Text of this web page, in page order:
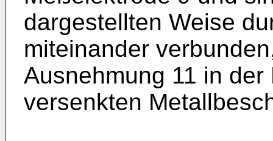
dargestellten Weise
miteinander
Ausnehmung 11 in
versenkten